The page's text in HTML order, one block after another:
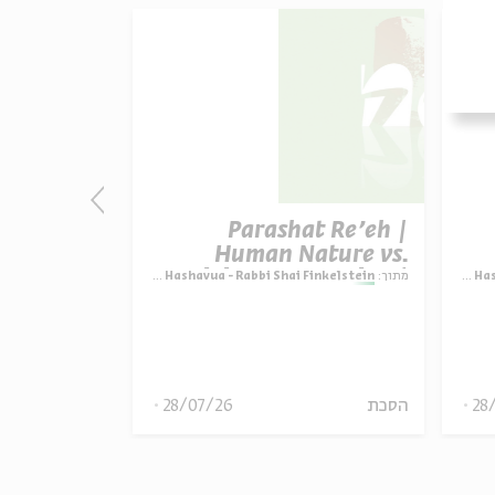
Parashat Re’eh |
Human Nature vs.
Divine Expectation |
מתוך: Parashat Hashavua - Rabbi Shai Finkelstein
הסכת 28/07/26